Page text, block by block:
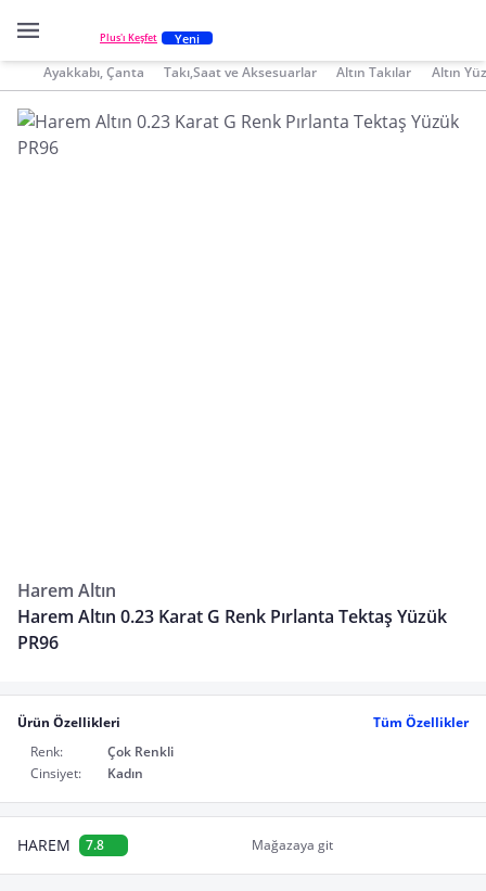
Plus'ı Keşfet Yeni
Ayakkabı, Çanta Takı,Saat ve Aksesuarlar Altın Takılar Altın
Harem Altın
Harem Altın 0.23 Karat G Renk Pırlanta Tektaş Yüzük
PR96
Ürün Özellikleri
Tüm Özellikler
Renk:
Çok Renkli
Cinsiyet:
Kadın
HAREM 7.8 Mağazaya git